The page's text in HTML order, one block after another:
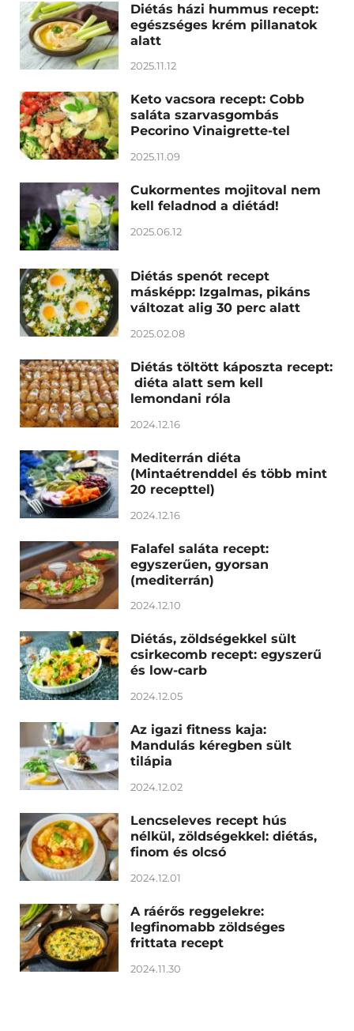
Diétás házi hummus recept:
egészséges krém pillanatok
alatt
2025.11.12
Keto vacsora recept: Cobb
saláta szarvasgombás
Pecorino Vinaigrette-tel
2025.11.09
Cukormentes mojitoval nem
kell feladnod a diétád!
2025.06.12
Diétás spenót recept
másképp: Izgalmas, pikáns
változat alig 30 perc alatt
2025.02.08
Diétás töltött káposzta recept:
diéta alatt sem kell
lemondani róla
2024.12.16
Mediterrán diéta
(Mintaétrenddel és több mint
20 recepttel)
2024.12.16
Falafel saláta recept:
egyszerűen, gyorsan
(mediterrán)
2024.12.10
Diétás, zöldségekkel sült
csirkecomb recept: egyszerű
és low-carb
2024.12.05
Az igazi fitness kaja:
Mandulás kéregben sült
tilápia
2024.12.02
Lencseleves recept hús
nélkül, zöldségekkel: diétás,
finom és olcsó
2024.12.01
A ráérős reggelekre:
legfinomabb zöldséges
frittata recept
2024.11.30